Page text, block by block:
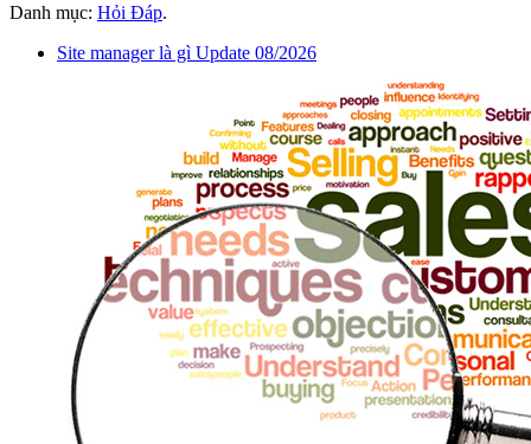
Danh mục: Hỏi Đáp.
Site manager là gì Update 08/2026